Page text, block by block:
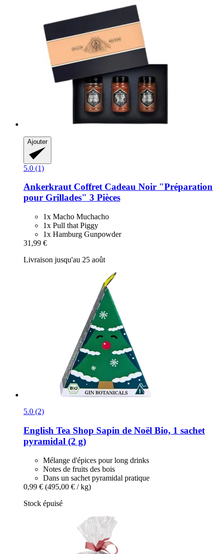
Ajouter
5.0 (1)
AnkerkrautCoffret Cadeau Noir "Préparation
pour Grillades" 3 Pièces
1x Macho Muchacho
1x Pull that Piggy
1x Hamburg Gunpowder
31,99 €
Livraison jusqu'au 25 août
5.0 (2)
English Tea Shop Sapin de Noël Bio, 1 sachet
pyramidal (2 g)
Mélange d'épices pour long drinks
Notes de fruits des bois
Dans un sachet pyramidal pratique
0,99 € (495,00 € / kg)
Stock épuisé